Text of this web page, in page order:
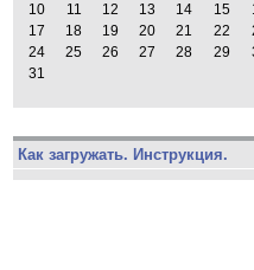
10
11 12 13 14 15
17
18 19 20 21 22
24
25 26 27 28 29
31
Как загружать. Инструкция.